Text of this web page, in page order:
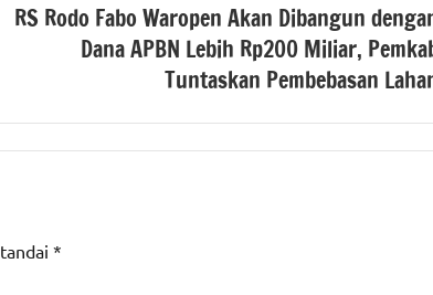
RS Rodo Fabo Waropen Akan Dibangun
Dana APBN Lebih Rp200 Miliar,
Tuntaskan Pembebasan
*